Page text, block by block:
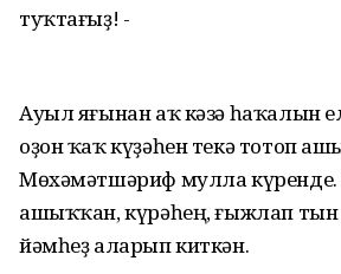
туҡтағыҙ! -
Ауыл яғынан аҡ кәзә һаҡалын
оҙон ҡаҡ күҙәһен текә тотоп
Мөхәмәтшәриф мулла күренде.
ашыҡҡан, күрәһең, ғыжлап тын
йәмһеҙ аларып киткән.